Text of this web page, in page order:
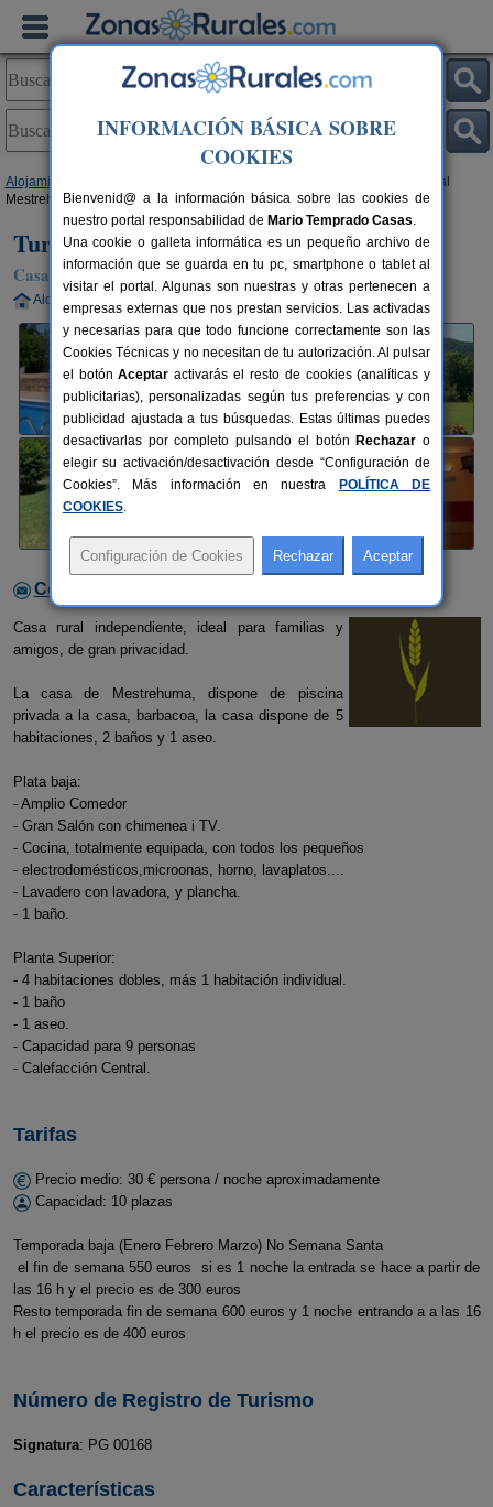
Alojamientos
> Turisme Rural
Mestrehuma
Turisme Rural Mestrehuma
Casa Rural en Sant Esteve d´en Bas (Girona)
Alquiler completo 50 km de Girona
Contactar con el alojamiento
Casa rural independiente, ideal para familias y
amigos, de gran privacidad.
La casa de Mestrehuma, dispone de piscina
privada a la casa, barbacoa, la casa dispone de 5
habitaciones, 2 baños y 1 aseo.
Plata baja:
- Amplio Comedor
- Gran Salón con chimenea i TV.
- Cocina, totalmente equipada, con todos los pequeños
- electrodomésticos,microonas, horno, lavaplatos....
- Lavadero con lavadora, y plancha.
- 1 baño.
Planta Superior:
- 4 habitaciones dobles, más 1 habitación individual.
- 1 baño
- 1 aseo.
- Capacidad para 9 personas
- Calefacción Central.
Tarifas
Precio medio: 30 € persona / noche aproximadamente
Capacidad: 10 plazas
Temporada baja (Enero Febrero Marzo) No Semana Santa
el fin de semana 550 euros si es 1 noche la entrada se hace a partir de
las 16 h y el precio es de 300 euros
Resto temporada fin de semana 600 euros y 1 noche entrando a a las 16
h el precio es de 400 euros
Número de Registro de Turismo
Signatura: PG 00168
Características
INFORMACIÓN BÁSICA SOBRE
COOKIES
Bienvenid@ a la información básica sobre las cookies de
nuestro portal responsabilidad de Mario Temprado Casas.
Una cookie o galleta informática es un pequeño archivo de
información que se guarda en tu pc, smartphone o tablet al
visitar el portal. Algunas son nuestras y otras pertenecen a
empresas externas que nos prestan servicios. Las activadas
y necesarias para que todo funcione correctamente son las
Cookies Técnicas y no necesitan de tu autorización. Al pulsar
el botónAceptar activarás el resto de cookies (analíticas y
publicitarias), personalizadas según tus preferencias y con
publicidad ajustada a tus búsquedas. Estas últimas puedes
desactivarlas por completo pulsando el botón Rechazar o
elegir su activación/desactivación desde “Configuración de
Cookies”. Más información en nuestra
POLÍTICA DE
COOKIES.